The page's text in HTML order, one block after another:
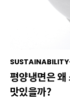
평양냉면은
맛있을까?